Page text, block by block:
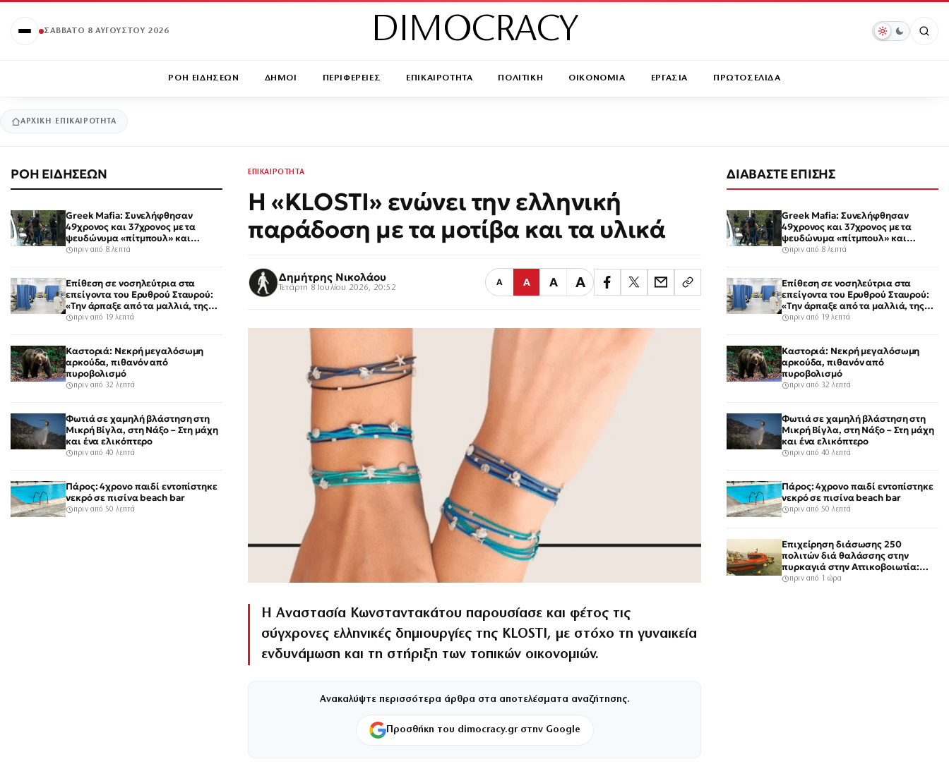
ΣΆΒΒΑΤΟ 8 ΑΥΓΟΎΣΤΟΥ 2026 DIMOCRACY
ΡΟΗ ΕΙΔΗΣΕΩΝ ΔΗΜΟΙ ΠΕΡΙΦΕΡΕΙΕΣ ΕΠΙΚΑΙΡΟΤΗΤΑ ΠΟΛΙΤΙΚΗ ΟΙΚΟΝΟΜΙΑ ΕΡΓΑΣΙΑ ΠΡΩΤΟΣΕΛΙΔΑ
ΑΡΧΙΚΉ ΕΠΙΚΑΙΡΟΤΗΤΑ
ΡΟΗ ΕΙΔΗΣΕΩΝ
Greek Mafia: Συνελήφθησαν
49χρονος και 37χρονος με τα
ψευδώνυμα «πίτμπουλ» και
«μπουλντόγκ» – Ποιοι οι ρόλοι
πριν από 8 λεπτά
Επίθεση σε νοσηλεύτρια στα
επείγοντα του Ερυθρού Σταυρού:
«Την άρπαξε από τα μαλλιά, της
κατάφερε γροθιές»
πριν από 19 λεπτά
Καστοριά: Νεκρή μεγαλόσωμη
αρκούδα, πιθανόν από
πυροβολισμό
πριν από 32 λεπτά
Φωτιά σε χαμηλή βλάστηση στη
Μικρή Βίγλα, στη Νάξο – Στη μάχη
και ένα ελικόπτερο
πριν από 40 λεπτά
Πάρος: 4χρονο παιδί εντοπίστηκε
νεκρό σε πισίνα beach bar
πριν από 50 λεπτά
ΕΠΙΚΑΙΡΟΤΗΤΑ
Η «KLOSTI» ενώνει την ελληνική
παράδοση με τα μοτίβα και τα υλικά
Δημήτρης Νικολάου
Τετάρτη 8 Ιουλίου 2026, 20:52
Α Α Α Α
Η Αναστασία Κωνσταντακάτου παρουσίασε και φέτος τις
σύγχρονες ελληνικές δημιουργίες της KLOSTI, με στόχο τη γυναικεία
ενδυνάμωση και τη στήριξη των τοπικών οικονομιών.
Ανακαλύψτε περισσότερα άρθρα στα αποτελέσματα αναζήτησης.
Προσθήκη του dimocracy.gr στην Google
ΔΙΑΒΑΣΤΕ ΕΠΙΣΗΣ
Greek Mafia: Συνελήφθησαν
49χρονος και 37χρονος με τα
ψευδώνυμα «πίτμπουλ» και
«μπουλντόγκ» – Ποιοι οι ρόλοι
πριν από 8 λεπτά
Επίθεση σε νοσηλεύτρια στα
επείγοντα του Ερυθρού Σταυρού:
«Την άρπαξε από τα μαλλιά, της
κατάφερε γροθιές»
πριν από 19 λεπτά
Καστοριά: Νεκρή μεγαλόσωμη
αρκούδα, πιθανόν από
πυροβολισμό
πριν από 32 λεπτά
Φωτιά σε χαμηλή βλάστηση στη
Μικρή Βίγλα, στη Νάξο – Στη μάχη
και ένα ελικόπτερο
πριν από 40 λεπτά
Πάρος: 4χρονο παιδί εντοπίστηκε
νεκρό σε πισίνα beach bar
πριν από 50 λεπτά
Επιχείρηση διάσωσης 250
πολιτών διά θαλάσσης στην
πυρκαγιά στην Αττικοβοιωτία:
εικόνες από το πώς έγινε
πριν από 1 ώρα